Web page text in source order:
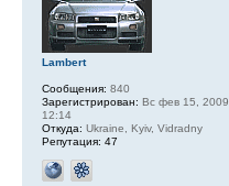
Lambert
Сообщения: 840
Зарегистрирован: Вс фев 15, 2009
12:14
Откуда: Ukraine, Kyiv, Vidradny
Репутация: 47